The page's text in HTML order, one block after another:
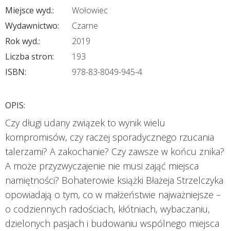
Miejsce wyd.:
Wołowiec
Wydawnictwo:
Czarne
Rok wyd.:
2019
Liczba stron:
193
ISBN:
978-83-8049-945-4
OPIS:
Czy długi udany związek to wynik wielu
kompromisów, czy raczej sporadycznego rzucania
talerzami? A zakochanie? Czy zawsze w końcu znika?
A może przyzwyczajenie nie musi zająć miejsca
namiętności? Bohaterowie książki Błażeja Strzelczyka
opowiadają o tym, co w małżeństwie najważniejsze –
o codziennych radościach, kłótniach, wybaczaniu,
dzielonych pasjach i budowaniu wspólnego miejsca